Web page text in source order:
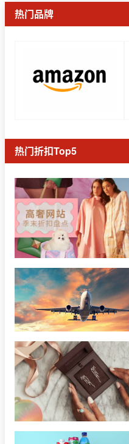
热门品牌
热门折扣Top5